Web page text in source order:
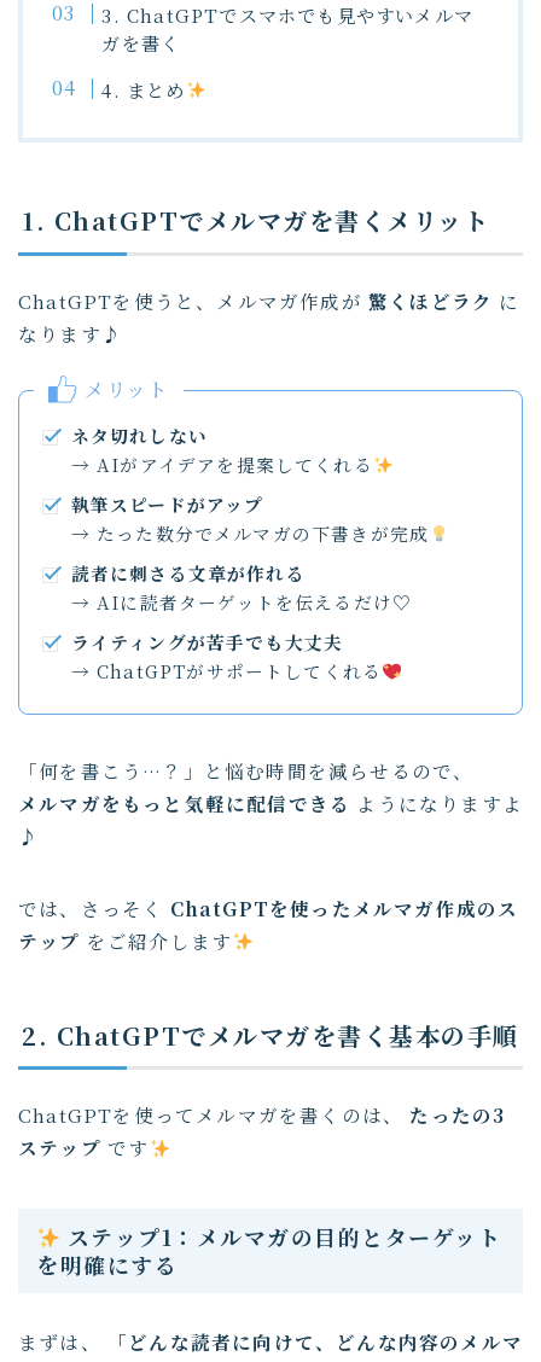
3. ChatGPTでスマホでも見やすいメルマ
ガを書く
4. まとめ
1. ChatGPTでメルマガを書くメリット
ChatGPTを使うと、メルマガ作成が驚くほどラク に
なります♪
メリット
ネタ切れしない
→ AIがアイデアを提案してくれる
執筆スピードがアップ
→ たった数分でメルマガの下書きが完成
読者に刺さる文章が作れる
→ AIに読者ターゲットを伝えるだけ♡
ライティングが苦手でも大丈夫
→ ChatGPTがサポートしてくれる
「何を書こう…？」と悩む時間を減らせるので、
メルマガをもっと気軽に配信できる ようになりますよ
♪
では、さっそく ChatGPTを使ったメルマガ作成のス
テップ をご紹介します
2. ChatGPTでメルマガを書く基本の手順
ChatGPTを使ってメルマガを書くのは、 たったの3
ステップ です
ステップ1：メルマガの目的とターゲット
を明確にする
まずは、
「どんな読者に向けて、どんな内容のメルマ